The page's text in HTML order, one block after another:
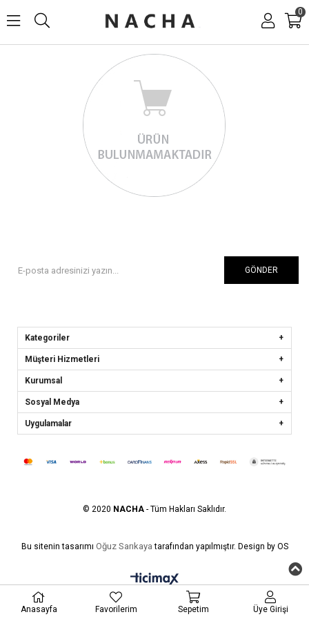
0
GÖNDER
Kategoriler
Müşteri Hizmetleri
Kurumsal
Sosyal Medya
Uygulamalar
© 2020 NACHA - Tüm Hakları Saklıdır.
Bu sitenin tasarımı Oğuz Sarıkaya tarafından yapılmıştır. Design by OS
Anasayfa Favorilerim Sepetim Üye Girişi